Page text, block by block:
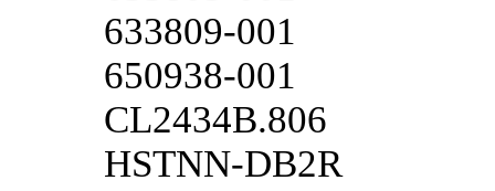
633809-001
650938-001
CL2434B.806
HSTNN-DB2R